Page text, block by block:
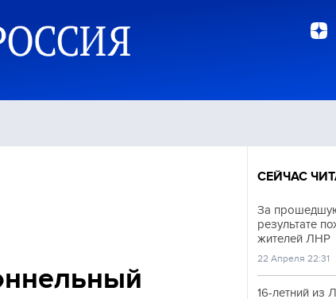
Происшествия
СЕЙЧАС
За
результате
жителей ЛНР
22 Апреля 22:31
16-летний из